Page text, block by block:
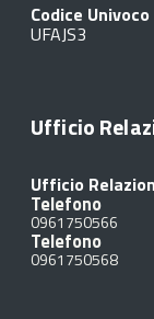
Codice
UFAJS3
Ufficio
Ufficio
Telefono
0961750566
Telefono
0961750568